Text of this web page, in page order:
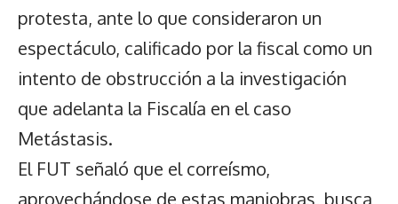
protesta, ante lo que consideraron un
espectáculo, calificado por la fiscal como un
intento de obstrucción a la investigación
que adelanta la Fiscalía en el caso
Metástasis.
El FUT señaló que el correísmo,
aprovechándose de estas maniobras, busca